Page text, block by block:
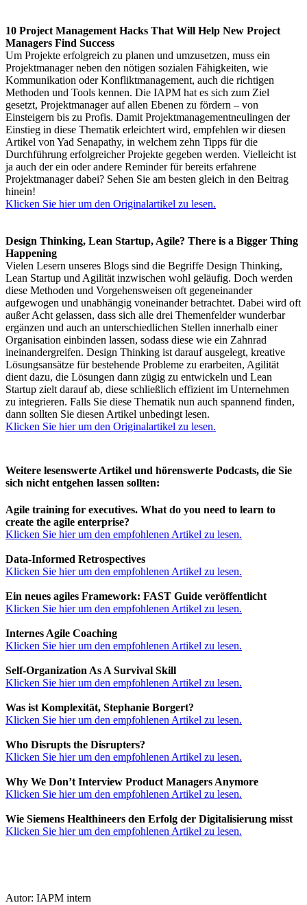
10 Project Management Hacks That Will Help New Project
Managers Find Success
Um Projekte erfolgreich zu planen und umzusetzen, muss ein
Projektmanager neben den nötigen sozialen Fähigkeiten, wie
Kommunikation oder Konfliktmanagement, auch die richtigen
Methoden und Tools kennen. Die IAPM hat es sich zum Ziel
gesetzt, Projektmanager auf allen Ebenen zu fördern – von
Einsteigern bis zu Profis. Damit Projektmanagementneulingen der
Einstieg in diese Thematik erleichtert wird, empfehlen wir diesen
Artikel von Yad Senapathy, in welchem zehn Tipps für die
Durchführung erfolgreicher Projekte gegeben werden. Vielleicht ist
ja auch der ein oder andere Reminder für bereits erfahrene
Projektmanager dabei? Sehen Sie am besten gleich in den Beitrag
hinein!
Klicken Sie hier um den Originalartikel zu lesen.
Design Thinking, Lean Startup, Agile? There is a Bigger Thing
Happening
Vielen Lesern unseres Blogs sind die Begriffe Design Thinking,
Lean Startup und Agilität inzwischen wohl geläufig. Doch werden
diese Methoden und Vorgehensweisen oft gegeneinander
aufgewogen und unabhängig voneinander betrachtet. Dabei wird oft
außer Acht gelassen, dass sich alle drei Themenfelder wunderbar
ergänzen und auch an unterschiedlichen Stellen innerhalb einer
Organisation einbinden lassen, sodass diese wie ein Zahnrad
ineinandergreifen. Design Thinking ist darauf ausgelegt, kreative
Lösungsansätze für bestehende Probleme zu erarbeiten, Agilität
dient dazu, die Lösungen dann zügig zu entwickeln und Lean
Startup zielt darauf ab, diese schließlich effizient im Unternehmen
zu integrieren. Falls Sie diese Thematik nun auch spannend finden,
dann sollten Sie diesen Artikel unbedingt lesen.
Klicken Sie hier um den Originalartikel zu lesen.
Weitere lesenswerte Artikel und hörenswerte Podcasts, die Sie
sich nicht entgehen lassen sollten:
Agile training for executives. What do you need to learn to
create the agile enterprise?
Klicken Sie hier um den empfohlenen Artikel zu lesen.
Data-Informed Retrospectives
Klicken Sie hier um den empfohlenen Artikel zu lesen.
Ein neues agiles Framework: FAST Guide veröffentlicht
Klicken Sie hier um den empfohlenen Artikel zu lesen.
Internes Agile Coaching
Klicken Sie hier um den empfohlenen Artikel zu lesen.
Self-Organization As A Survival Skill
Klicken Sie hier um den empfohlenen Artikel zu lesen.
Was ist Komplexität, Stephanie Borgert?
Klicken Sie hier um den empfohlenen Artikel zu lesen.
Who Disrupts the Disrupters?
Klicken Sie hier um den empfohlenen Artikel zu lesen.
Why We Don’t Interview Product Managers Anymore
Klicken Sie hier um den empfohlenen Artikel zu lesen.
Wie Siemens Healthineers den Erfolg der Digitalisierung misst
Klicken Sie hier um den empfohlenen Artikel zu lesen.
Autor: IAPM intern